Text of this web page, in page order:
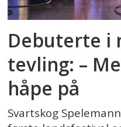
Debuterte i
tevling: –
håpe på
Svartskog